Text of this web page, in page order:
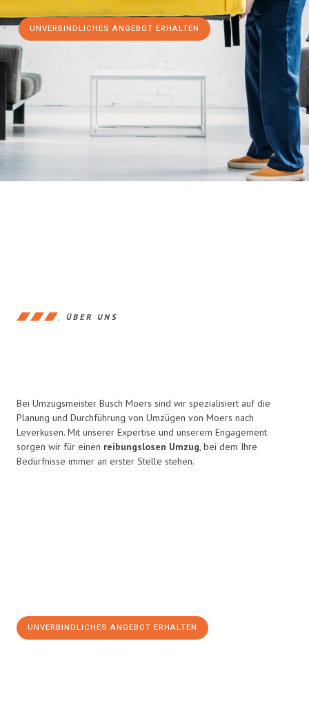
UNVERBINDLICHES ANGEBOT ERHALTEN
ÜBER UNS
Bei Umzugsmeister Busch Moers sind wir spezialisiert auf die
Planung und Durchführung von Umzügen von Moers nach
Leverkusen. Mit unserer Expertise und unserem Engagement
sorgen wir für einen reibungslosen Umzug, bei dem Ihre
Bedürfnisse immer an erster Stelle stehen.
UNVERBINDLICHES ANGEBOT ERHALTEN